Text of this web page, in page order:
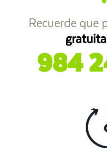
Recuerde que
984